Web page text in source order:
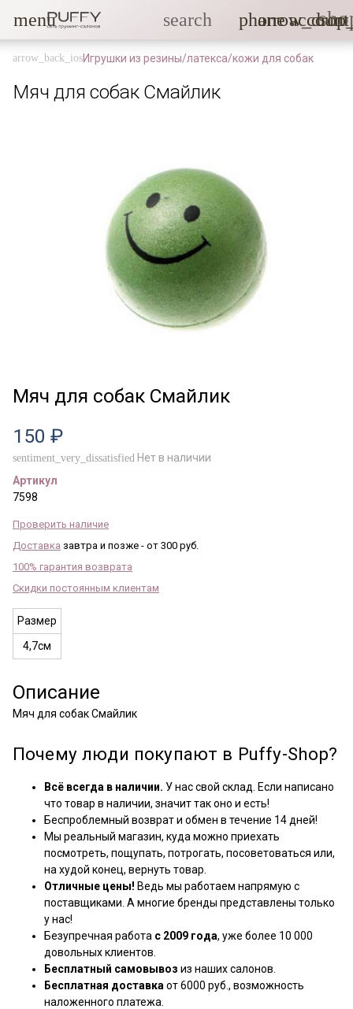
menu search phone
Игрушки из резины/латекса/кожи для собак
Мяч для собак Смайлик
Мяч для собак Смайлик
150 ₽
sentiment_very_dissatisfied Нет в наличии
Артикул
7598
Проверить наличие
Доставка завтра и позже - от 300 руб.
100% гарантия возврата
Скидки постоянным клиентам
Размер
4,7см
Описание
Мяч для собак Смайлик
Почему люди покупают в Puffy-Shop?
Всё всегда в наличии. У нас свой склад. Если написано
что товар в наличии, значит так оно и есть!
Беспроблемный возврат и обмен в течение 14 дней!
Мы реальный магазин, куда можно приехать
посмотреть, пощупать, потрогать, посоветоваться или,
на худой конец, вернуть товар.
Отличные цены! Ведь мы работаем напрямую с
поставщиками. А многие бренды представлены только
у нас!
Безупречная работа с 2009 года, уже более 10 000
довольных клиентов.
Бесплатный самовывоз из наших салонов.
Бесплатная доставка от 6000 руб., возможность
наложенного платежа.